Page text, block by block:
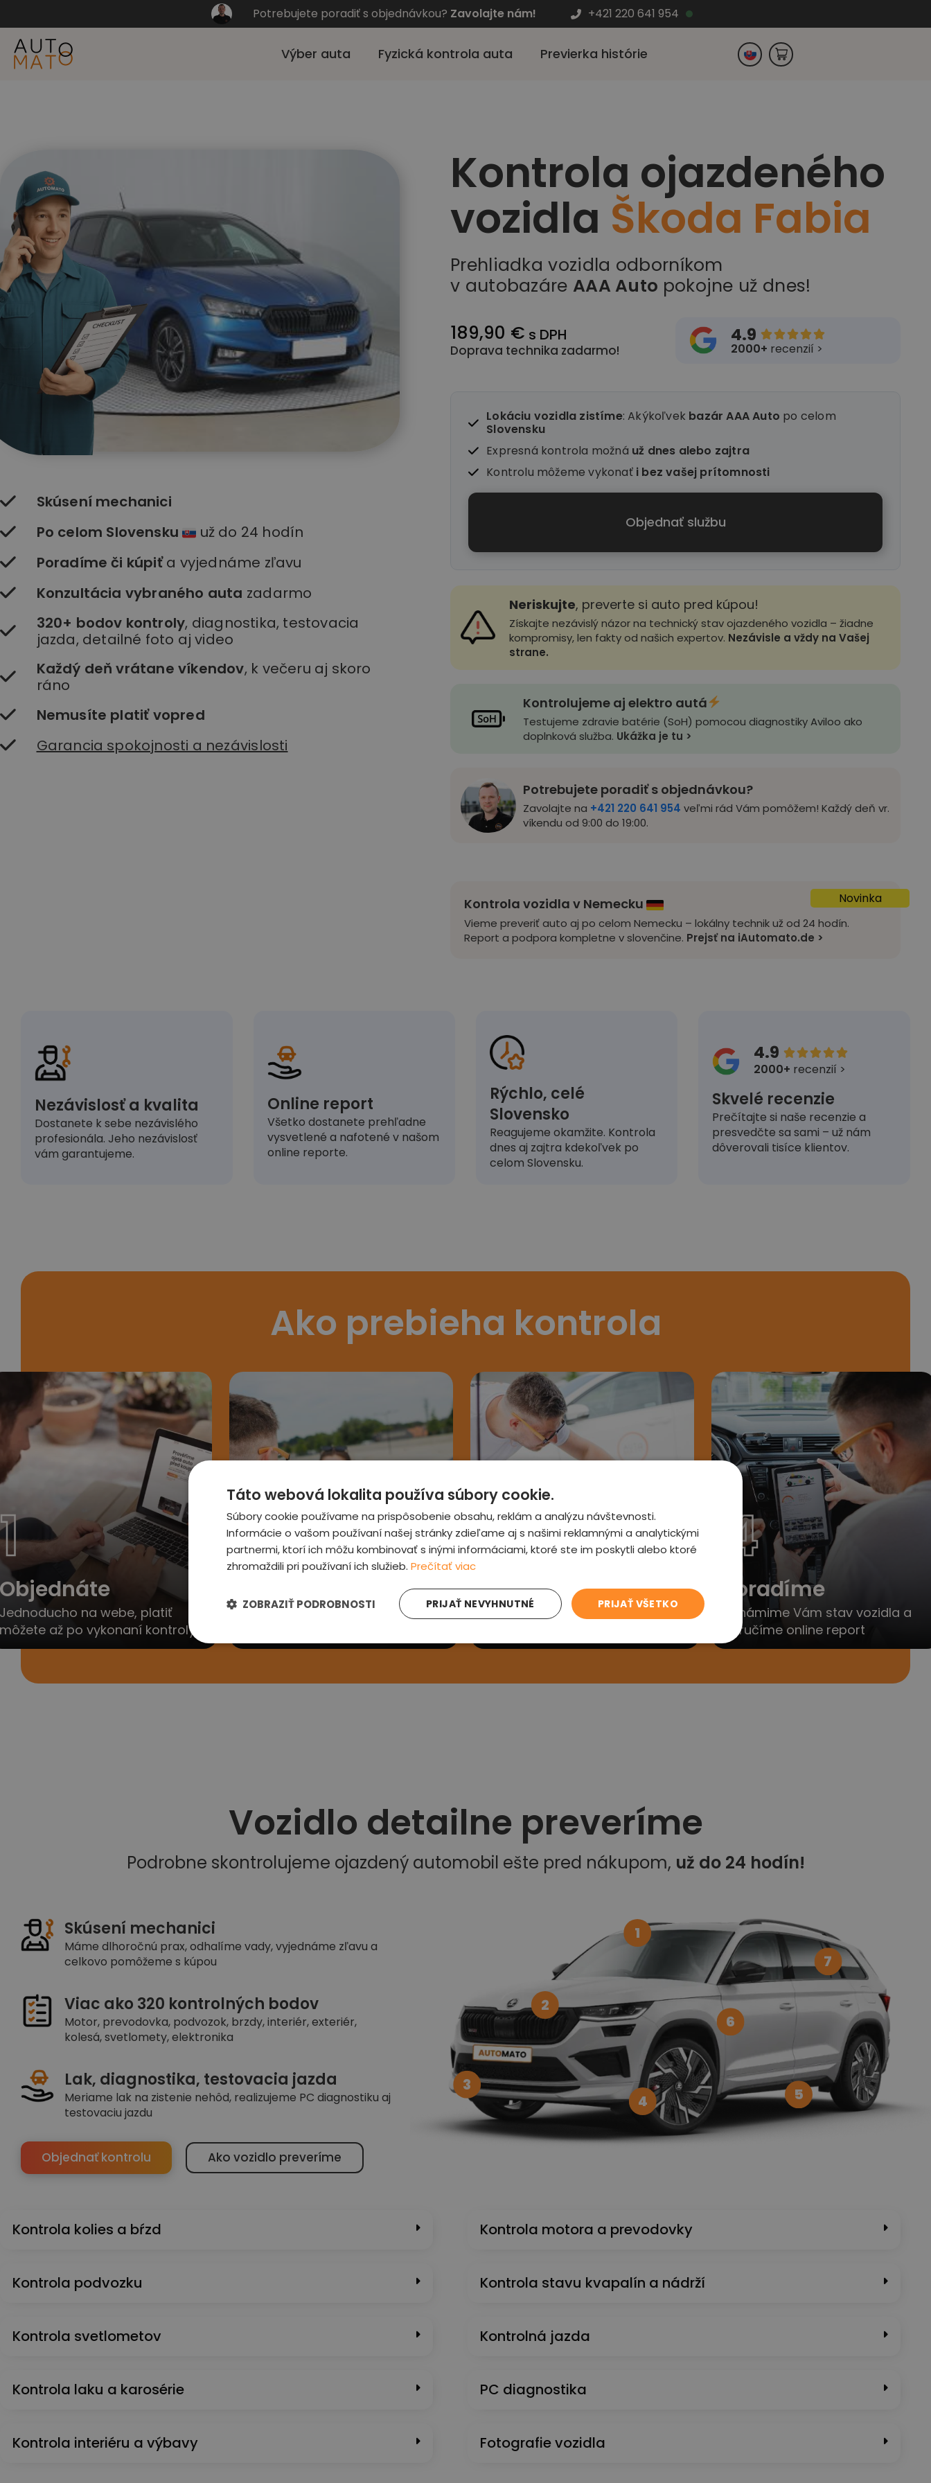
Potrebujete poradiť s objednávkou? Zavolajte nám! +421 220 641 954
Výber auta Fyzická kontrola auta Previerka histórie
Nemecko
Skúsení mechanici
Po celom Slovensku
už do 24 hodín
Poradíme či kúpiťa vyjednáme zľavu
Konzultácia vybraného auta zadarmo
320+ bodov kontroly, diagnostika, testovacia
jazda, detailné foto aj video
Každý deň vrátane víkendov, k večeru aj skoro
ráno
Nemusíte platiť vopred
Garancia spokojnosti a nezávislosti
Kontrola ojazdeného
vozidla Škoda Fabia
Prehliadka vozidla odborníkom
v autobazáre AAA Auto pokojne už dnes!
189,90 € s DPH
Doprava technika zadarmo!
4.9 
2000+ recenzií >
Lokáciu vozidla zistíme: Akýkoľvek bazár AAA Auto po celom
Slovensku
Expresná kontrola možná už dnes alebo zajtra
Kontrolu môžeme vykonať i bez vašej prítomnosti
Objednať službu
Neriskujte, preverte si auto pred kúpou!
Získajte nezávislý názor na technický stav ojazdeného vozidla – žiadne
kompromisy, len fakty od našich expertov. Nezávisle a vždy na Vašej
strane.
Kontrolujeme aj elektro autá
Testujeme zdravie batérie (SoH) pomocou diagnostiky Aviloo ako
doplnková služba. Ukážka je tu >
Potrebujete poradiť s objednávkou?
Zavolajte na +421 220 641 954 veľmi rád Vám pomôžem! Každý deň vr.
víkendu od 9:00 do 19:00.
Novinka
Kontrola vozidla v Nemecku
Vieme preveriť auto aj po celom Nemecku – lokálny technik už od 24 hodín.
Report a podpora kompletne v slovenčine. Prejsť na iAutomato.de >
Nezávislosť a kvalita
Dostanete k sebe nezávislého
profesionála. Jeho nezávislosť
vám garantujeme.
Online report
Všetko dostanete prehľadne
vysvetlené a nafotené v našom
online reporte.
Rýchlo, celé
Slovensko
Reagujeme okamžite. Kontrola
dnes aj zajtra kdekoľvek po
celom Slovensku.
4.9 
2000+ recenzií >
Skvelé recenzie
Prečítajte si naše recenzie a
presvedčte sa sami – už nám
dôverovali tisíce klientov.
Ako prebieha kontrola
1
Objednáte
Jednoducho na webe, platiť
môžete až po vykonaní kontroly
2
Ozveme sa Vám
Obratom Vás kontaktujeme a
3
Preveríme auto
Prehliadneme auto, vyjednáme
4
Poradíme
Oznámime Vám stav vozidla a
doručíme online report
Vozidlo detailne preveríme
Podrobne skontrolujeme ojazdený automobil ešte pred nákupom, už do 24 hodín!
Skúsení mechanici
Máme dlhoročnú prax, odhalíme vady, vyjednáme zľavu a
celkovo pomôžeme s kúpou
Viac ako 320 kontrolných bodov
Motor, prevodovka, podvozok, brzdy, interiér, exteriér,
kolesá, svetlomety, elektronika
Lak, diagnostika, testovacia jazda
Meriame lak na zistenie nehôd, realizujeme PC diagnostiku aj
testovaciu jazdu
Objednať kontrolu Ako vozidlo preveríme
1
2
3
4
5
6
7
Kontrola kolies a bŕzd
Kontrola podvozku
Kontrola svetlometov
Kontrola laku a karosérie
Kontrola interiéru a výbavy
Kontrola motora a prevodovky
Kontrola stavu kvapalín a nádrží
Kontrolná jazda
PC diagnostika
Fotografie vozidla
Táto webová lokalita používa súbory cookie.
Súbory cookie používame na prispôsobenie obsahu, reklám a analýzu návštevnosti.
Informácie o vašom používaní našej stránky zdieľame aj s našimi reklamnými a analytickými
partnermi, ktorí ich môžu kombinovať s inými informáciami, ktoré ste im poskytli alebo ktoré
zhromaždili pri používaní ich služieb. Prečítať viac
PRIJAŤ VŠETKO
PRIJAŤ NEVYHNUTNÉ
ZOBRAZIŤ PODROBNOSTI